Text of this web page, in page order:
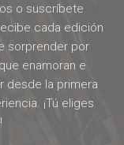
o suscríbete
cada edición
sorprender por
enamoran e
desde la primera
¡Tú eliges